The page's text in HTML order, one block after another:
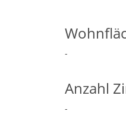
-
Anzahl
-